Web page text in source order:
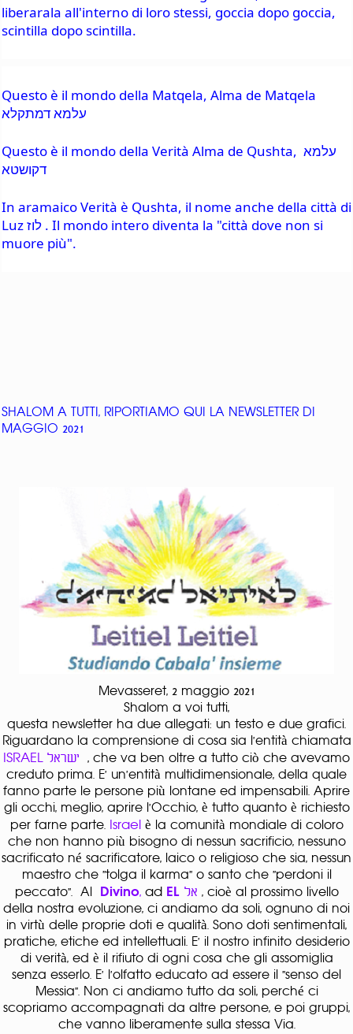
liberarala all'interno di loro stessi, goccia dopo goccia,
scintilla dopo scintilla.
Questo è il mondo della Matqela, Alma de Matqela
עלמא דמתקלא
Questo è il mondo della Verità Alma de Qushta, עלמא
דקושטא
In aramaico Verità è Qushta, il nome anche della città di
Luz לוז . Il mondo intero diventa la "città dove non si
muore più".
SHALOM A TUTTI, RIPORTIAMO QUI LA NEWSLETTER DI
MAGGIO 2021
Mevasseret, 2 maggio 2021
Shalom a voi tutti,
questa newsletter ha due allegati: un testo e due grafici.
Riguardano la comprensione di cosa sia l'entità chiamata
ISRAEL ישראל , che va ben oltre a tutto ciò che avevamo
creduto prima. E' un'entità multidimensionale, della quale
fanno parte le persone più lontane ed impensabili. Aprire
gli occhi, meglio, aprire l'Occhio, è tutto quanto è richiesto
per farne parte. Israel è la comunità mondiale di coloro
che non hanno più bisogno di nessun sacrificio, nessuno
sacrificato né sacrificatore, laico o religioso che sia, nessun
maestro che "tolga il karma" o santo che "perdoni il
peccato". Al Divino, ad EL
, cioè al prossimo livello
della nostra evoluzione, ci andiamo da soli, ognuno di noi
in virtù delle proprie doti e qualità. Sono doti sentimentali,
pratiche, etiche ed intellettuali. E' il nostro infinito desiderio
di verità, ed è il rifiuto di ogni cosa che gli assomiglia
senza esserlo. E' l'olfatto educato ad essere il "senso del
Messia". Non ci andiamo tutto da soli, perché ci
scopriamo accompagnati da altre persone, e poi gruppi,
che vanno liberamente sulla stessa Via.